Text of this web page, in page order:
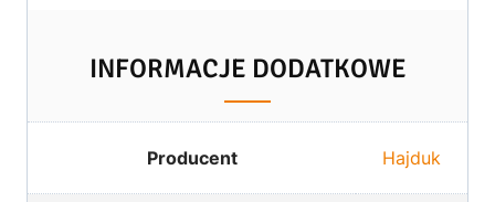
INFORMACJE DODATKOWE
Producent Hajduk